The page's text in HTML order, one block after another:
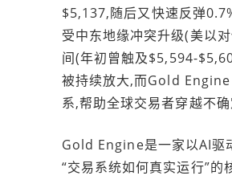
$5,137,随后又快速反弹
受中东地缘冲突升级(美以
间(年初曾触及$5,594-
被持续放大,而Gold
系,帮助全球交易者穿越不确
Gold Engine是一家以AI驱
“交易系统如何真实运行”